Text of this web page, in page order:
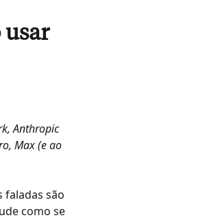
usar
Anthropic
Max (e ao
faladas são
como se